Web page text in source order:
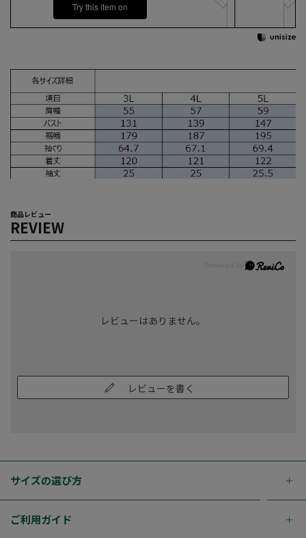
Try this item on
商品レビュー
REVIEW
レビューはありません。
レビューを書く
サイズの選び方
ご利用ガイド